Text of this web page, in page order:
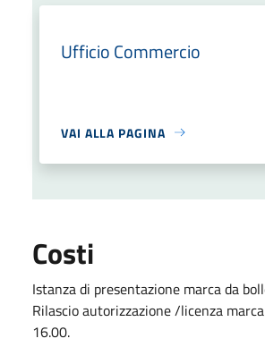
Ufficio Commercio
VAI ALLA PAGINA
Costi
Istanza di presentazione marca da
Rilascio autorizzazione /licenza
16.00.